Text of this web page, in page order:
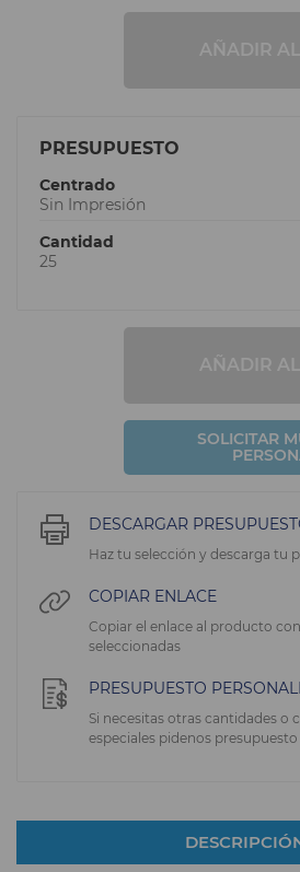
AÑADIR
PRESUPUESTO
Centrado
Sin Impresión
Cantidad
25
AÑADIR
SOLICITAR
DESCARGAR
Haz tu selección y descarga tu
COPIAR ENLACE
Copiar el enlace al producto
seleccionadas
PRESUPUESTO
Si necesitas otras cantidades o
especiales pidenos presupuesto